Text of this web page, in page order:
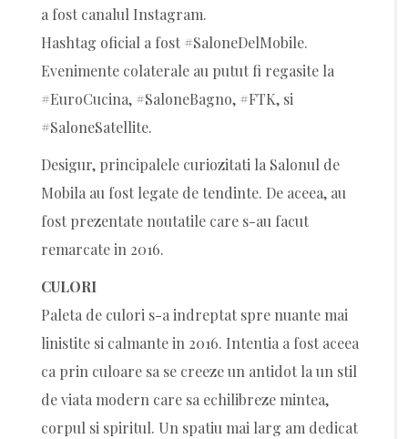
a fost canalul Instagram.
Hashtag oficial a fost #SaloneDelMobile.
Evenimente colaterale au putut fi regasite la
#EuroCucina, #SaloneBagno, #FTK, si
#SaloneSatellite.
Desigur, principalele curiozitati la Salonul de
Mobila au fost legate de tendinte. De aceea, au
fost prezentate noutatile care s-au facut
remarcate in 2016.
CULORI
Paleta de culori s-a indreptat spre nuante mai
linistite si calmante in 2016. Intentia a fost aceea
ca prin culoare sa se creeze un antidot la un stil
de viata modern care sa echilibreze mintea,
corpul si spiritul. Un spatiu mai larg am dedicat